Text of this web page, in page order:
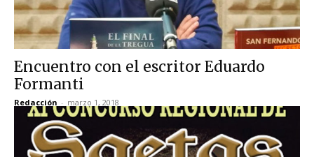
Encuentro con el escritor Eduardo
Formanti
Redacción - marzo 1, 2018